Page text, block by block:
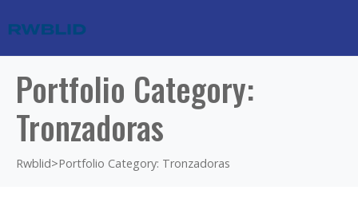
Portfolio Category:
Tronzadoras
Rwblid>Portfolio Category: Tronzadoras